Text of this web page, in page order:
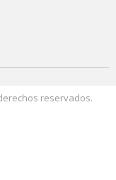
reservados.